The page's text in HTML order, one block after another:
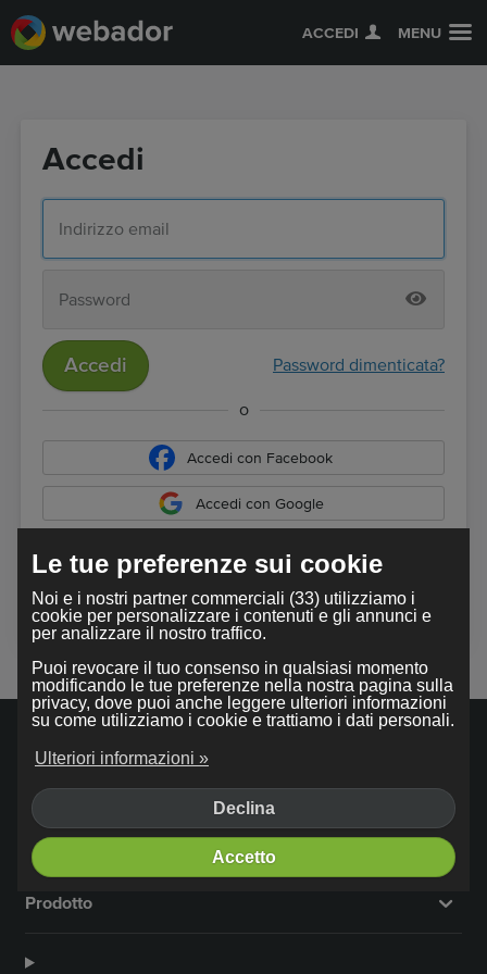
ACCEDI MENU
Accedi
Accedi Password dimenticata?
o
Accedi con Facebook
Accedi con Google
Utilizzando il nostro servizio, accetti i nostri
condizioni.
Azienda
Prodotto
Le tue preferenze sui cookie
Noi e i nostri partner commerciali (33) utilizziamo i
cookie per personalizzare i contenuti e gli annunci e
per analizzare il nostro traffico.
Puoi revocare il tuo consenso in qualsiasi momento
modificando le tue preferenze nella nostra pagina sulla
privacy, dove puoi anche leggere ulteriori informazioni
su come utilizziamo i cookie e trattiamo i dati personali.
Ulteriori informazioni »
Declina
Accetto